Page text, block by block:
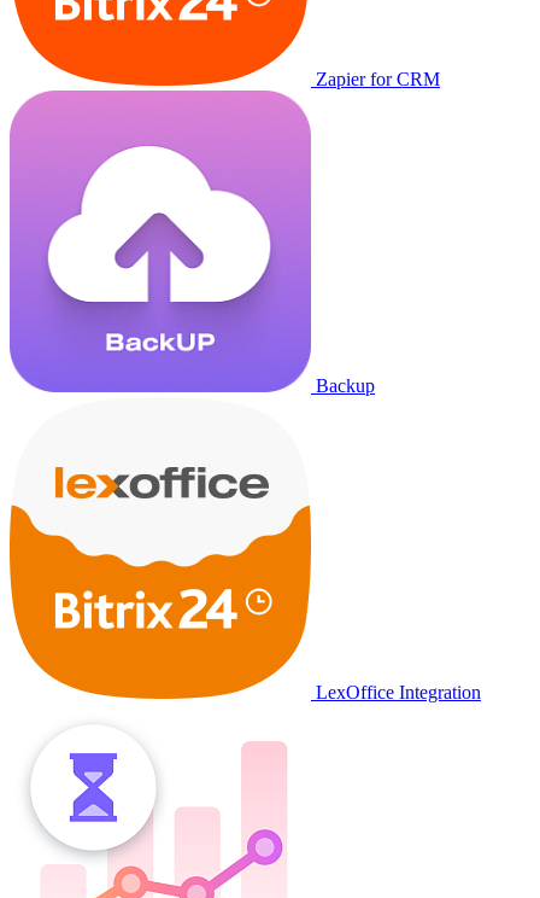
Zapier for CRM
Backup
LexOffice Integration